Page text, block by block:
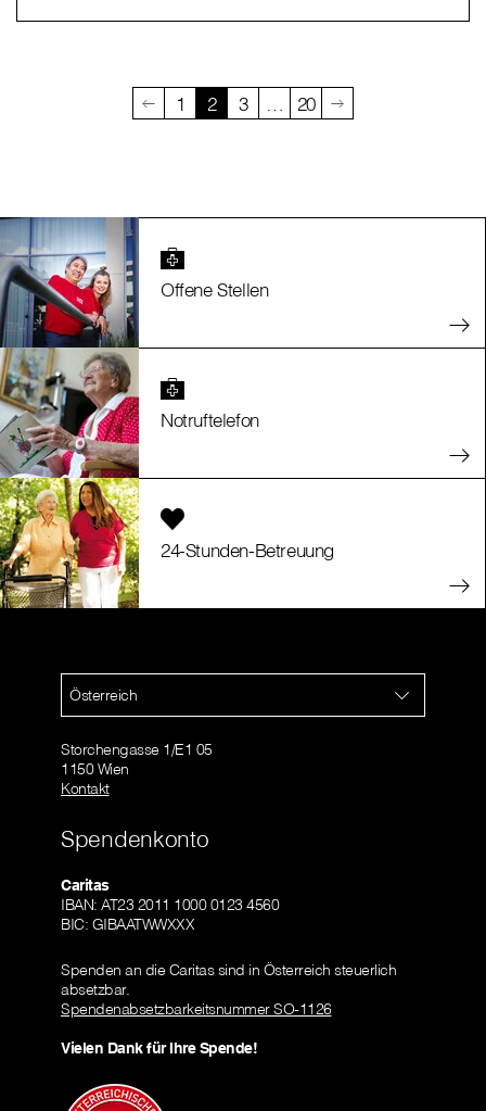
1 2 3 … 20
Offene Stellen
Notruftelefon
24-Stunden-Betreuung
Österreich
Storchengasse 1/E1 05
1150 Wien
Kontakt
Spendenkonto
Caritas
IBAN: AT23 2011 1000 0123 4560
BIC: GIBAATWWXXX
Spenden an die Caritas sind in Österreich steuerlich
absetzbar.
Spendenabsetzbarkeitsnummer SO-1126
Vielen Dank für Ihre Spende!